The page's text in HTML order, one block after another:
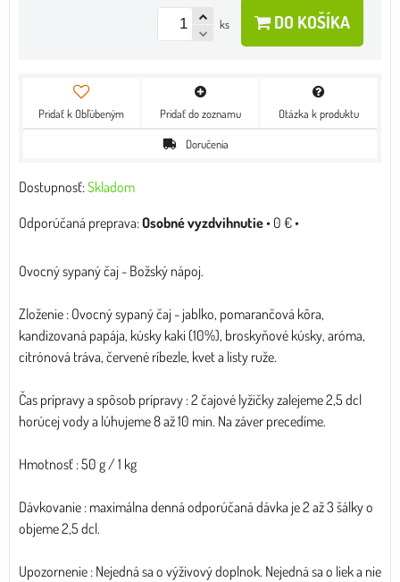
ks DO KOŠÍKA
Pridať k Obľúbeným Pridať do zoznamu Otázka k produktu
Doručenia
Dostupnosť:Skladom
Osobné vyzdvihnutie• 0 €•
Ovocný sypaný čaj - Božský nápoj.
Zloženie : Ovocný sypaný čaj - jablko, pomarančová kôra,
kandizovaná papája, kúsky kaki (10%), broskyňové kúsky, aróma,
citrónová tráva, červené ríbezle, kvet a listy ruže.
Čas prípravy a spôsob prípravy : 2 čajové lyžičky zalejeme 2,5 dcl
horúcej vody a lúhujeme 8 až 10 min. Na záver precedíme.
Hmotnosť : 50 g / 1 kg
Dávkovanie : maximálna denná odporúčaná dávka je 2 až 3 šálky o
objeme 2,5 dcl.
Upozornenie : Nejedná sa o výživový doplnok. Nejedná sa o liek a nie